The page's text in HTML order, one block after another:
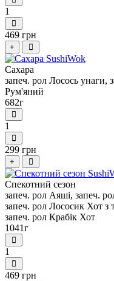
1
469 грн
+
Сахара
запеч. рол Лосось унаги,
Рум'яний
682г
1
299 грн
+
Спекотний сезон
запеч. рол Аяші, запеч.
запеч. рол Лососик Хот з
запеч. рол Крабік Хот
1041г
1
469 грн